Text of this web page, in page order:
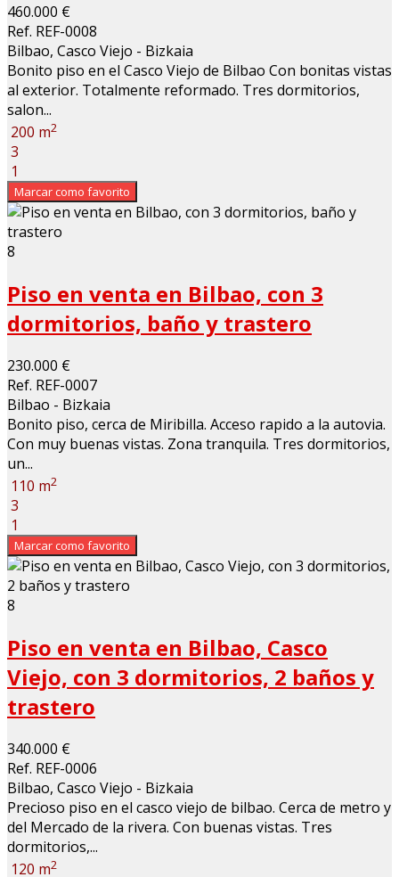
460.000 €
Ref. REF-0008
Bilbao, Casco Viejo - Bizkaia
Bonito piso en el Casco Viejo de Bilbao Con bonitas vistas
al exterior. Totalmente reformado. Tres dormitorios,
salon...
200 m2
3
1
Marcar como favorito
8
Piso en venta en Bilbao, con 3
dormitorios, baño y trastero
230.000 €
Ref. REF-0007
Bilbao - Bizkaia
Bonito piso, cerca de Miribilla. Acceso rapido a la autovia.
Con muy buenas vistas. Zona tranquila. Tres dormitorios,
un...
110 m2
3
1
Marcar como favorito
8
Piso en venta en Bilbao, Casco
Viejo, con 3 dormitorios, 2 baños y
trastero
340.000 €
Ref. REF-0006
Bilbao, Casco Viejo - Bizkaia
Precioso piso en el casco viejo de bilbao. Cerca de metro y
del Mercado de la rivera. Con buenas vistas. Tres
dormitorios,...
120 m2